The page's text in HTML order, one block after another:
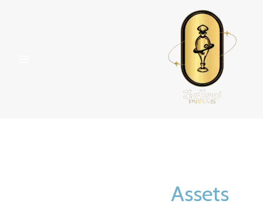
المحتوى
Assets